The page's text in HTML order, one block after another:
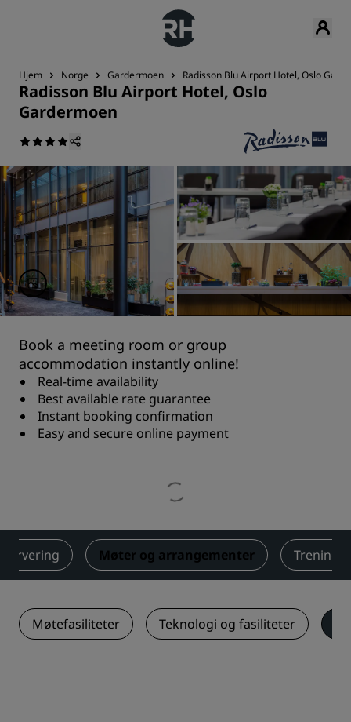
Hjem Norge Gardermoen Radisson Blu Airport Hotel, Oslo
Radisson Blu Airport Hotel, Oslo
Gardermoen
Book a meeting room or group
accommodation instantly online!
Real-time availability
Best available rate guarantee
Instant booking confirmation
Easy and secure online payment
Møter og arrangementer Trening
Møtefasiliteter Teknologi og fasiliteter